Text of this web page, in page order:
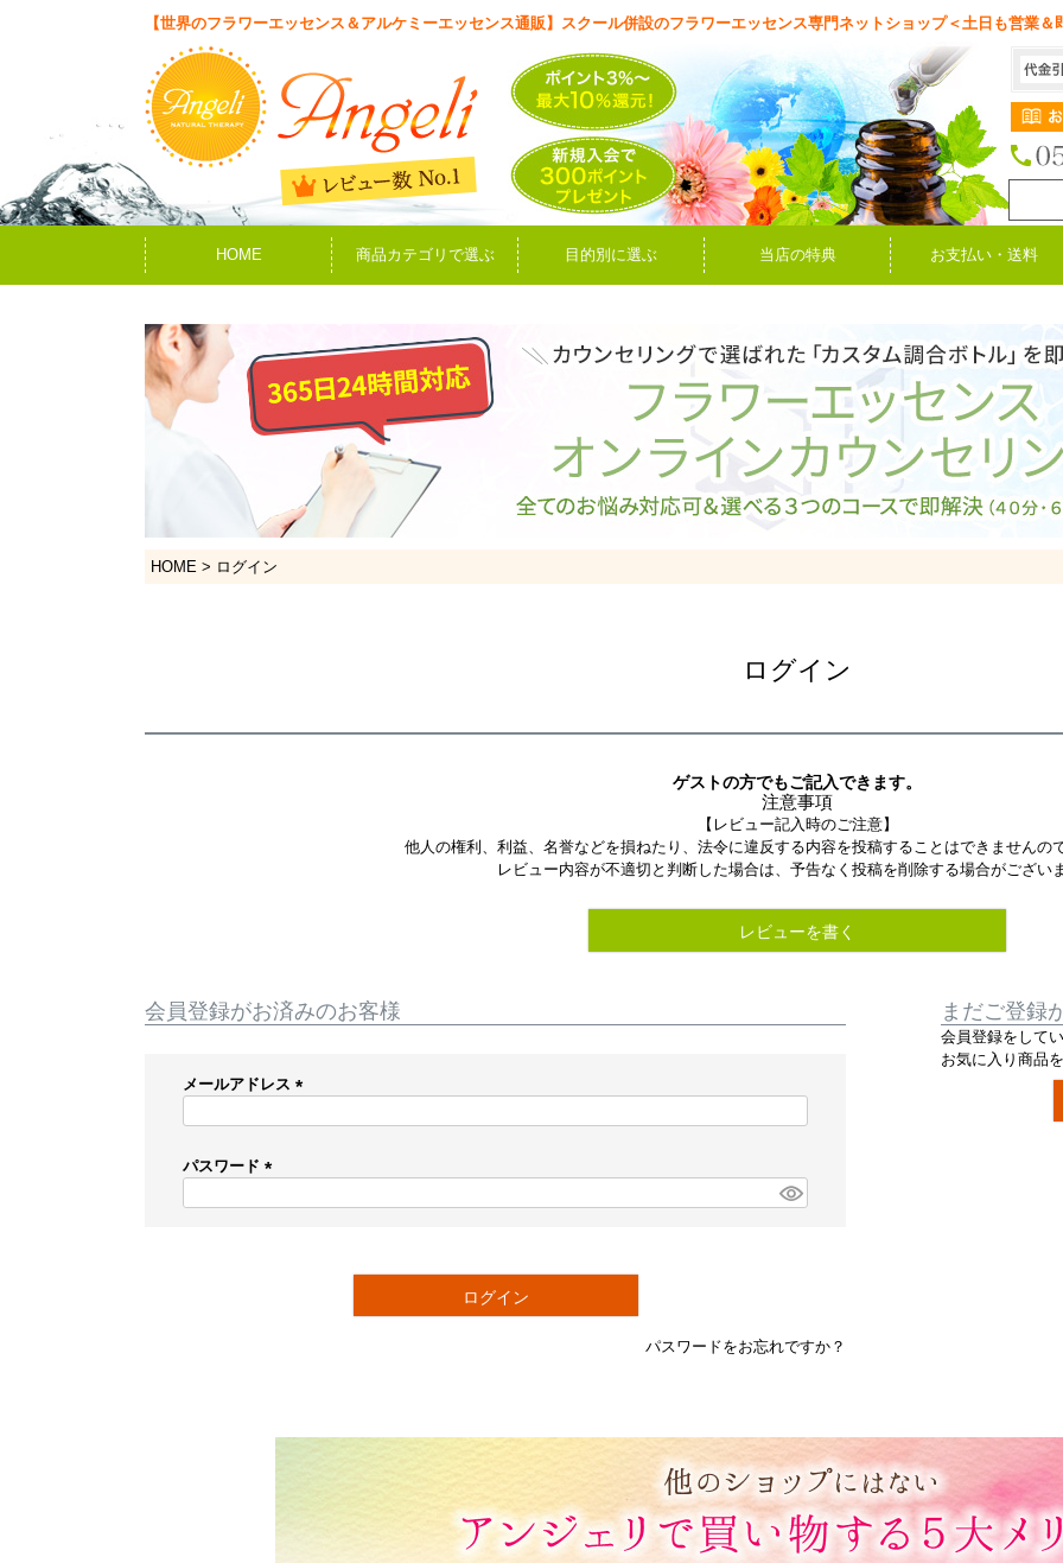
【世界のフラワーエッセンス＆アルケミーエッセンス通販】スクール併設のフラワーエッセンス専門ネットショップ＜土日も営業＆
HOME 商品カテゴリで選ぶ 目的別に選ぶ 当店の特典 お支払い・送料
HOME ログイン
ログイン
ゲストの方でもご記入できます。
注意事項
【レビュー記入時のご注意】
他人の権利、利益、名誉などを損ねたり、法令に違反する内容を投稿することはできませんの
レビュー内容が不適切と判断した場合は、予告なく投稿を削除する場合がござい
レビューを書く
会員登録がお済みのお客様
メールアドレス
)
パスワード
ログイン
パスワードをお忘れですか？
まだご登録
会員登録をして
お気に入り商品